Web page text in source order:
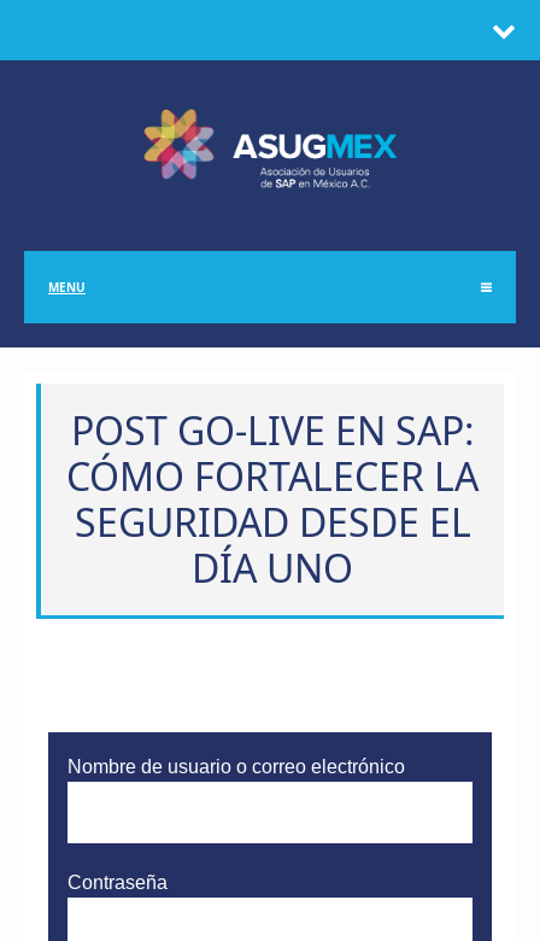
MENU
POST GO-LIVE EN SAP:
CÓMO FORTALECER LA
SEGURIDAD DESDE EL
DÍA UNO
Nombre de usuario o correo electrónico
Contraseña